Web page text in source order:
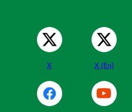
X X (En)